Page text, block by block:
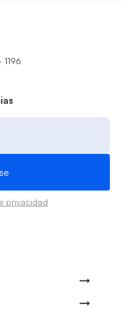
privacidad